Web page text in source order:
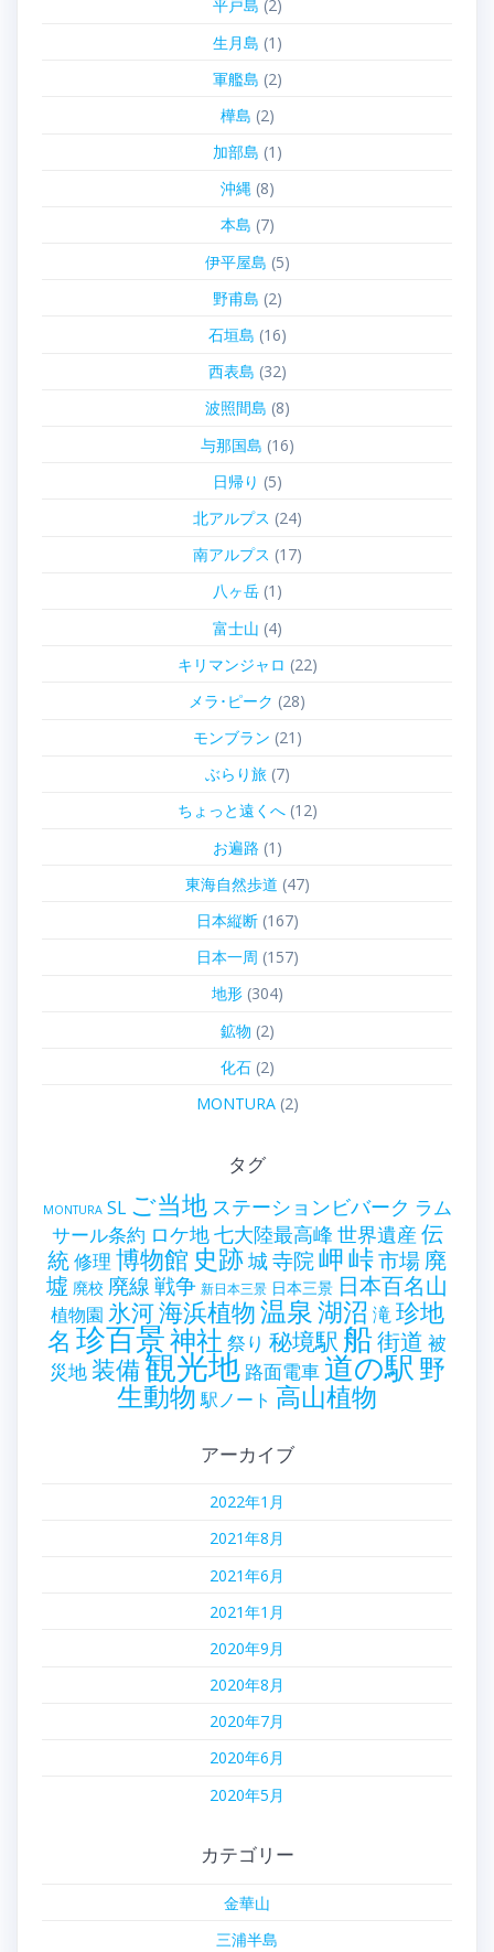
平戸島 (2)
生月島 (1)
軍艦島 (2)
樺島 (2)
加部島 (1)
沖縄(8)
本島 (7)
伊平屋島 (5)
野甫島 (2)
石垣島 (16)
西表島 (32)
波照間島 (8)
与那国島 (16)
日帰り (5)
北アルプス (24)
南アルプス (17)
八ヶ岳(1)
富士山 (4)
キリマンジャロ (22)
メラ･ピーク (28)
モンブラン (21)
ぶらり旅(7)
ちょっと遠くへ(12)
お遍路 (1)
東海自然歩道 (47)
日本縦断(167)
日本一周 (157)
地形(304)
鉱物 (2)
化石(2)
MONTURA(2)
タグ
MONTURA SL ご当地 ステーションビバーク ラム
サール条約 ロケ地七大陸最高峰 世界遺産 伝
統修理 博物館 史跡城寺院岬峠市場 廃
墟 廃校 廃線戦争 新日本三景 日本三景 日本百名山
植物園 氷河海浜植物温泉湖沼 滝 珍地
名 珍百景神社 祭り 秘境駅 船街道 被
災地 装備観光地 路面電車道の駅 野
生動物 駅ノート 高山植物
アーカイブ
2022年1月
2021年8月
2021年6月
2021年1月
2020年9月
2020年8月
2020年7月
2020年6月
2020年5月
カテゴリー
金華山
三浦半島